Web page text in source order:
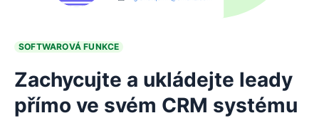
SOFTWAROVÁ FUNKCE
Zachycujte a ukládejte leady
přímo ve svém CRM systému